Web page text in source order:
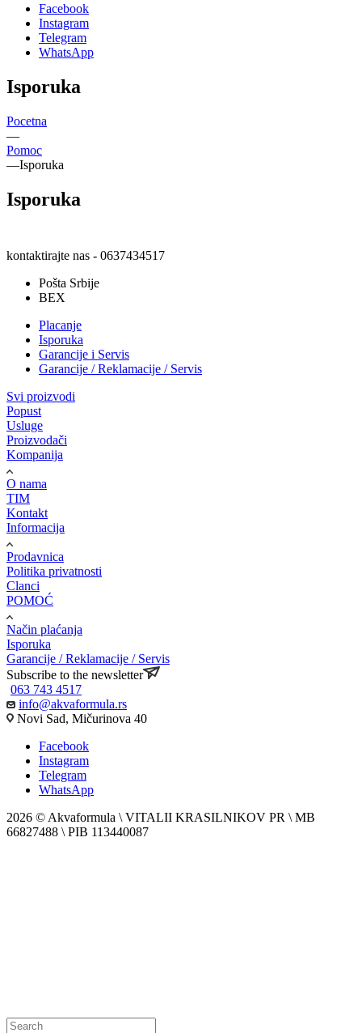
Facebook
Instagram
Telegram
WhatsApp
Isporuka
Pocetna
—
Pomoc
—Isporuka
Isporuka
kontaktirajte nas - 0637434517
Pošta Srbije
BEX
Placanje
Isporuka
Garancije i Servis
Garancije / Reklamacije / Servis
Svi proizvodi
Popust
Usluge
Proizvodači
Kompanija
O nama
TIM
Kontakt
Informacija
Prodavnica
Politika privatnosti
Clanci
POMOĆ
Način plaćanja
Isporuka
Garancije / Reklamacije / Servis
Subscribe to the newsletter
063 743 4517
info@akvaformula.rs
Novi Sad, Mičurinova 40
Facebook
Instagram
Telegram
WhatsApp
2026 © Akvaformula \ VITALII KRASILNIKOV PR \ MB
66827488 \ PIB 113440087